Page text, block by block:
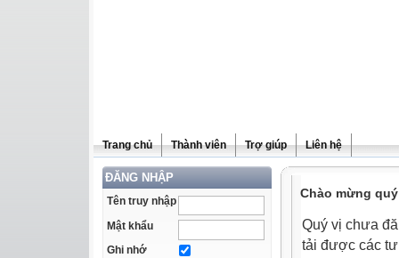
Trang chủ Thành viên Trợ giúp Liên hệ
ĐĂNG NHẬP
Tên truy nhập
Mật khẩu
Ghi nhớ
Chào mừng
Quý vị chưa
tải được các